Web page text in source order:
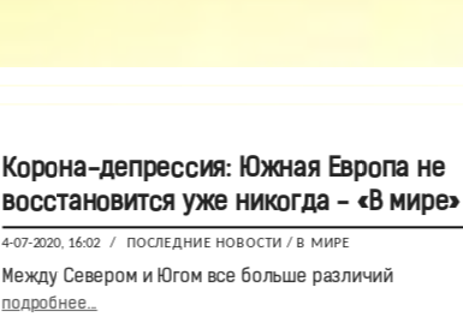
Корона-депрессия: Южная Европа не
восстановится уже никогда - «В мире»
4-07-2020, 16:02 / ПОСЛЕДНИЕ НОВОСТИ / В МИРЕ
Между Севером и Югом все больше различий
подробнее...